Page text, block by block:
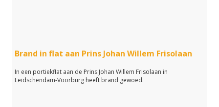
Brand in flat aan Prins Johan Willem Frisolaan
In een portiekflat aan de Prins Johan Willem Frisolaan in
Leidschendam-Voorburg heeft brand gewoed.